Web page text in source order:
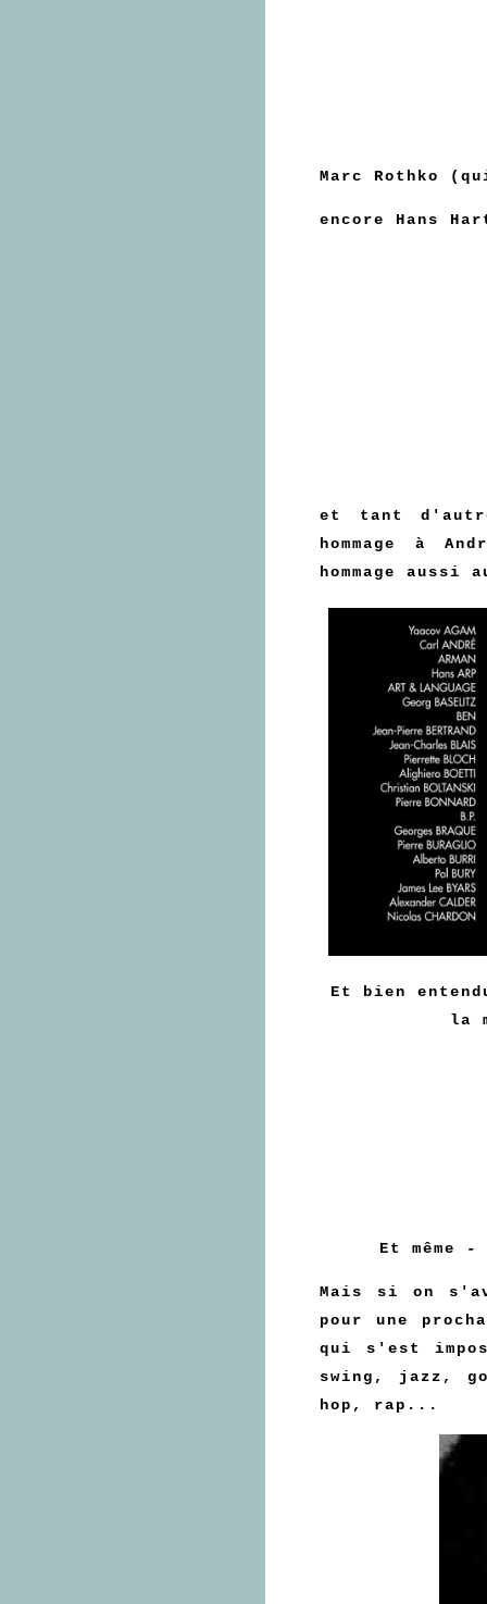
Marc Rothko
encore Hans
et tant
hommage à
hommage
Et bien
la
Et même
Mais si on
pour une
qui s'est
swing, jazz,
hop, rap...